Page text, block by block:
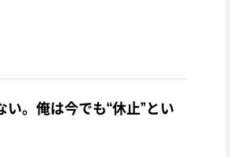
。俺は今でも“休止”とい